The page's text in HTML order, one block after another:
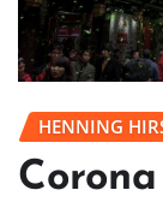
HENNING